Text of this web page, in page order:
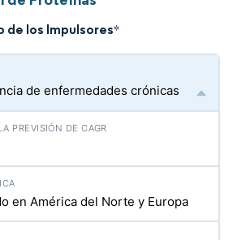
de los Impulsores*
de enfermedades crónicas
en América del Norte y Europa